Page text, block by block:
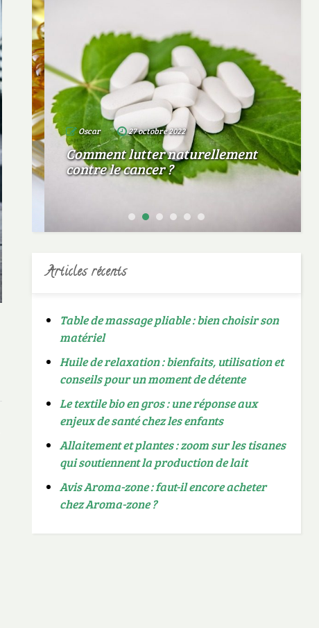
Oscar 27 octobre 2022
Comment lutter naturellement
contre le cancer ?
Articles récents
Table de massage pliable : bien choisir son
matériel
Huile de relaxation : bienfaits, utilisation et
conseils pour un moment de détente
Le textile bio en gros : une réponse aux
enjeux de santé chez les enfants
Allaitement et plantes : zoom sur les tisanes
qui soutiennent la production de lait
Avis Aroma-zone : faut-il encore acheter
chez Aroma-zone ?